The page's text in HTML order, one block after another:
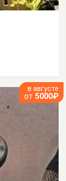
в августе
от 5000₽